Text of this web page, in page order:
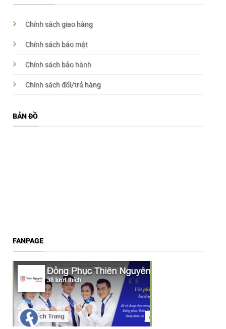
Chính sách giao hàng
Chính sách bảo mật
Chính sách bảo hành
Chính sách đổi/trả hàng
BẢN ĐỒ
FANPAGE